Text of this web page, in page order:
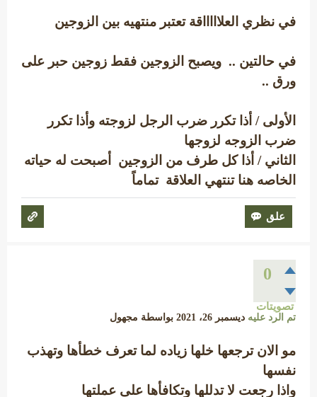
في نظري العلاااااقة تعتبر منتهيه بين الزوجين
في حالتين .. ويصبح الزوجين فقط زوجين حبر على
ورق ..
الأولى / أذا تكرر ضرب الرجل لزوجته وأذا تكرر
ضرب الزوجه لزوجها
الثاني / أذا كل طرف من الزوجين أصبحت له حياته
الخاصه هنا تنتهي العلاقة تماماً
0
تصويتات
تم الرد عليه ديسمبر 26، 2021 بواسطة مجهول
مو الان ترجعها خلها زياده لما تعرف خطأها وتهذب
نفسها
واذا رجعت لا تدللها وتكافأها على عملتها